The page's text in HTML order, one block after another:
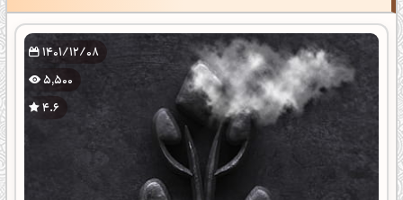
1401/12/08
5,500
4.6